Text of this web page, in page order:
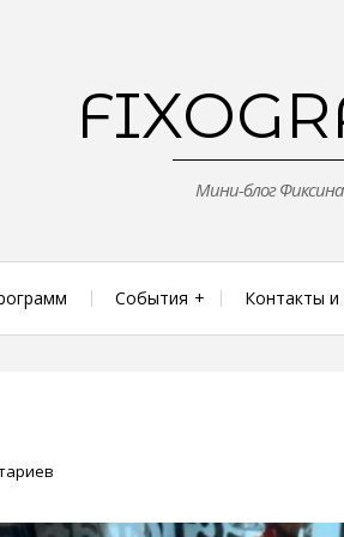
Мини-блог Фиксина
События Контакты и